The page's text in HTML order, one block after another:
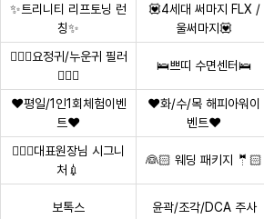
✨트리니티 리프토닝 런
칭✨
💟4세대 써마지 FLX /
울써마지💟
🧚🏻‍♀요정귀/누운귀 필러
🧚🏻‍♀
🛌쁘띠 수면센터🛌
❤평일/1인1회체험이벤
트❤
❤화/수/목 해피아워이
벤트❤
👩🏻‍⚕대표원장님 시그니
처💉
👰🏻 웨딩 패키지 🤵🏻
보톡스 윤곽/조각/DCA 주사